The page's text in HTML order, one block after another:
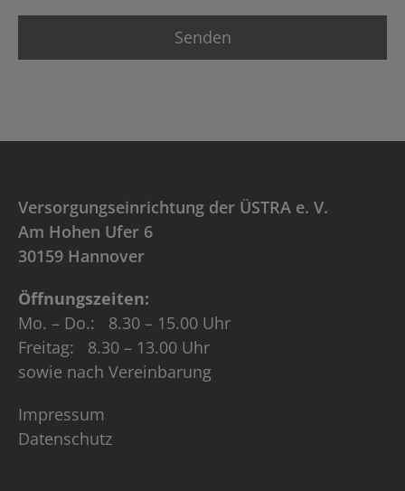
Versorgungseinrichtung der ÜSTRA e. V.
Am Hohen Ufer 6
30159 Hannover
Öffnungszeiten:
Mo. – Do.: 8.30 – 15.00 Uhr
Freitag: 8.30 – 13.00 Uhr
sowie nach Vereinbarung
Impressum
Datenschutz